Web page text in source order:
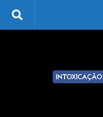
Skip to content